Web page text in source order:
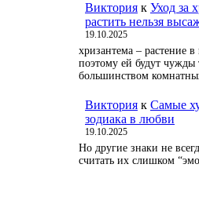
Виктория к Уход за
растить нельзя
19.10.2025
хризантема – растение
поэтому ей будут
большинством
Виктория к Самые
зодиака в любви
19.10.2025
Но другие знаки не
считать их слишком